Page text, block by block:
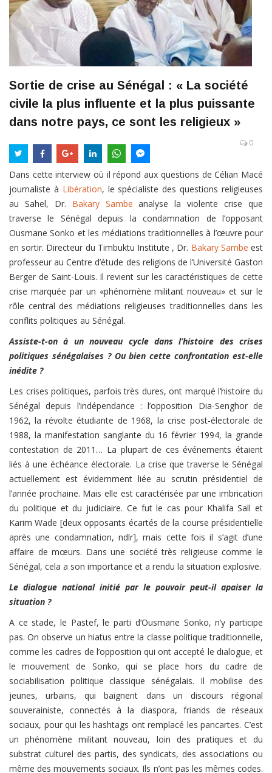
Sortie de crise au Sénégal : « La société
civile la plus influente et la plus puissante
dans notre pays, ce sont les religieux »
0
Dans cette interview où il répond aux questions de Célian Macé
journaliste à Libération, le spécialiste des questions religieuses
au Sahel, Dr. Bakary Sambe analyse la violente crise que
traverse le Sénégal depuis la condamnation de l’opposant
Ousmane Sonko et les médiations traditionnelles à l’œuvre pour
en sortir. Directeur du Timbuktu Institute , Dr. Bakary Sambe est
professeur au Centre d’étude des religions de l’Université Gaston
Berger de Saint-Louis. Il revient sur les caractéristiques de cette
crise marquée par un «phénomène militant nouveau» et sur le
rôle central des médiations religieuses traditionnelles dans les
conflits politiques au Sénégal.
Assiste-t-on à un nouveau cycle dans l’histoire des crises
politiques sénégalaises ? Ou bien cette confrontation est-elle
inédite ?
Les crises politiques, parfois très dures, ont marqué l’histoire du
Sénégal depuis l’indépendance : l’opposition Dia-Senghor de
1962, la révolte étudiante de 1968, la crise post-électorale de
1988, la manifestation sanglante du 16 février 1994, la grande
contestation de 2011… La plupart de ces événements étaient
liés à une échéance électorale. La crise que traverse le Sénégal
actuellement est évidemment liée au scrutin présidentiel de
l’année prochaine. Mais elle est caractérisée par une imbrication
du politique et du judiciaire. Ce fut le cas pour Khalifa Sall et
Karim Wade [deux opposants écartés de la course présidentielle
après une condamnation, ndlr], mais cette fois il s’agit d’une
affaire de mœurs. Dans une société très religieuse comme le
Sénégal, cela a son importance et a rendu la situation explosive.
Le dialogue national initié par le pouvoir peut-il apaiser la
situation ?
A ce stade, le Pastef, le parti d’Ousmane Sonko, n’y participe
pas. On observe un hiatus entre la classe politique traditionnelle,
comme les cadres de l’opposition qui ont accepté le dialogue, et
le mouvement de Sonko, qui se place hors du cadre de
sociabilisation politique classique sénégalais. Il mobilise des
jeunes, urbains, qui baignent dans un discours régional
souverainiste, connectés à la diaspora, friands de réseaux
sociaux, pour qui les hashtags ont remplacé les pancartes. C’est
un phénomène militant nouveau, loin des pratiques et du
substrat culturel des partis, des syndicats, des associations ou
même des mouvements sociaux. Ils n’ont pas les mêmes codes.